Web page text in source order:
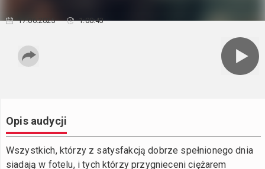
17.06.2025 1:00:43
Opis audycji
Wszystkich, którzy z satysfakcją dobrze spełnionego dnia
siadają w fotelu, i tych którzy przygnieceni ciężarem